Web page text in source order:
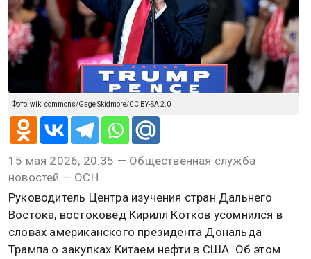
Фото: wiki commons/Gage Skidmore/CC BY-SA 2.0
15 мая 2026, 20:35 — Общественная служба
новостей — ОСН
Руководитель Центра изучения стран Дальнего
Востока, востоковед Кирилл Котков усомнился в
словах американского президента Дональда
Трампа о закупках Китаем нефти в США. Об этом